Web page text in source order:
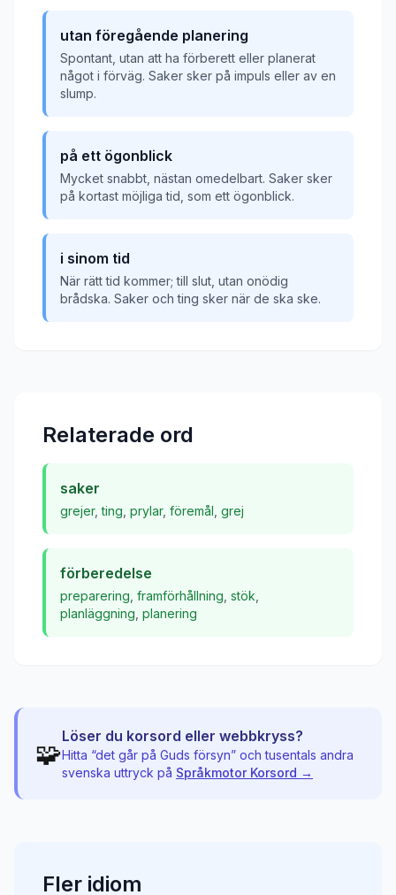
utan föregående planering
Spontant, utan att ha förberett eller planerat
något i förväg. Saker sker på impuls eller av en
slump.
på ett ögonblick
Mycket snabbt, nästan omedelbart. Saker sker
på kortast möjliga tid, som ett ögonblick.
i sinom tid
När rätt tid kommer; till slut, utan onödig
brådska. Saker och ting sker när de ska ske.
Relaterade ord
saker
grejer,ting prylar, föremål grej
förberedelse
preparering framförhållning stök
planläggning planering
🧩
Löser du korsord eller webbkryss?
Hitta “det går på Guds försyn” och tusentals andra
svenska uttryck på Språkmotor Korsord →
Fler idiom